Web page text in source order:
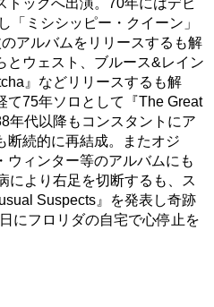
「ミシシッピー・クイーン」
アルバムをリリースするも解
とウェスト、ブルース&レイン
』などリリースするも解
て75年ソロとして『The Great
年代以降もコンスタントにア
断続的に再結成。またオジ
ウィンター等のアルバムにも
により右足を切断するも、ス
Suspects』を発表し奇跡
にフロリダの自宅で心停止を